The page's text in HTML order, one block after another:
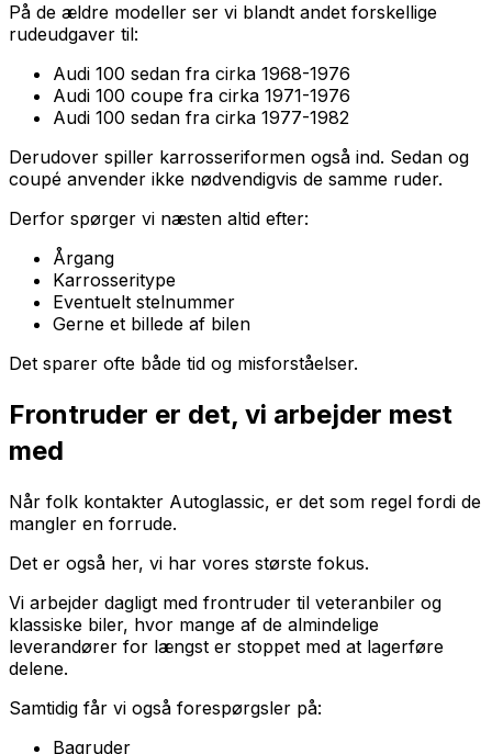
På de ældre modeller ser vi blandt andet forskellige
rudeudgaver til:
Audi 100 sedan fra cirka 1968-1976
Audi 100 coupe fra cirka 1971-1976
Audi 100 sedan fra cirka 1977-1982
Derudover spiller karrosseriformen også ind. Sedan og
coupé anvender ikke nødvendigvis de samme ruder.
Derfor spørger vi næsten altid efter:
Årgang
Karrosseritype
Eventuelt stelnummer
Gerne et billede af bilen
Det sparer ofte både tid og misforståelser.
Frontruder er det, vi arbejder mest
med
Når folk kontakter Autoglassic, er det som regel fordi de
mangler en forrude.
Det er også her, vi har vores største fokus.
Vi arbejder dagligt med frontruder til veteranbiler og
klassiske biler, hvor mange af de almindelige
leverandører for længst er stoppet med at lagerføre
delene.
Samtidig får vi også forespørgsler på:
Bagruder